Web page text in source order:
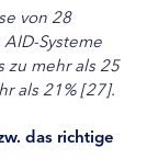
von 28
Systeme
zu mehr als 25
als 21% [27].
das richtige